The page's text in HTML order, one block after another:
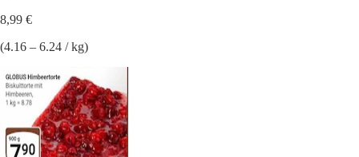
8,99 €
(4.16 – 6.24 / kg)